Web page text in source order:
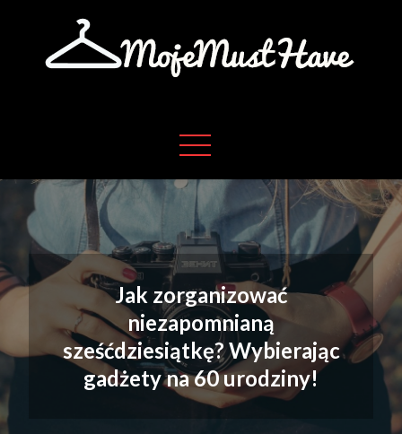
content
Jak zorganizować
niezapomnianą
sześćdziesiątkę? Wybierając
gadżety na 60 urodziny!